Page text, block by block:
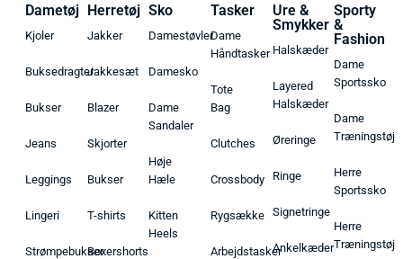
Dametøj
Kjoler
Buksedragter
Bukser
Jeans
Leggings
Lingeri
Strømpebukser
Herretøj
Jakker
Jakkesæt
Blazer
Skjorter
Bukser
T-shirts
Boxershorts
Sko
Damestøvler
Damesko
Dame
Sandaler
Høje
Hæle
Kitten
Heels
Tasker
Dame
Håndtasker
Tote
Bag
Clutches
Crossbody
Rygsække
Arbejdstasker
Ure &
Smykker
Halskæder
Layered
Halskæder
Øreringe
Ringe
Signetringe
Ankelkæder
Sporty
&
Fashion
Dame
Sportssko
Dame
Træningstøj
Herre
Sportssko
Herre
Træningstøj